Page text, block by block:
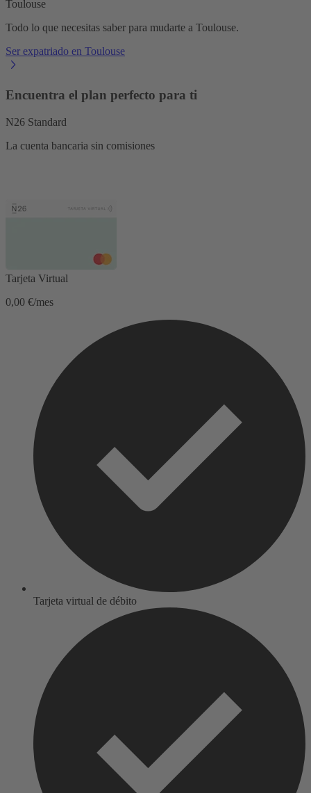
Toulouse
Todo lo que necesitas saber para mudarte a Toulouse.
Ser expatriado en Toulouse
Encuentra el plan perfecto para ti
N26 Standard
La cuenta bancaria sin comisiones
Tarjeta Virtual
0,00 €/mes
Tarjeta virtual de débito